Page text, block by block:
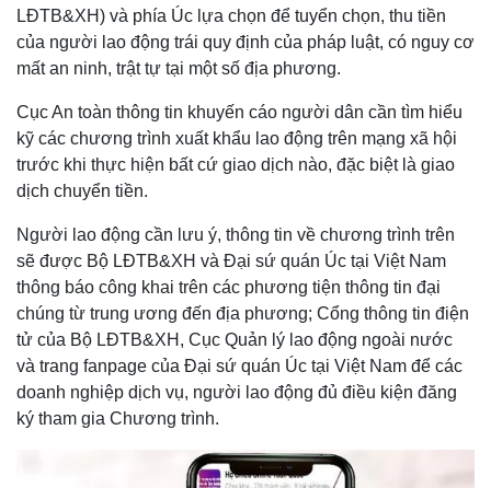
LĐTB&XH) và phía Úc lựa chọn để tuyển chọn, thu tiền
của người lao động trái quy định của pháp luật, có nguy cơ
mất an ninh, trật tự tại một số địa phương.
Cục An toàn thông tin khuyến cáo người dân cần tìm hiểu
kỹ các chương trình xuất khẩu lao động trên mạng xã hội
trước khi thực hiện bất cứ giao dịch nào, đặc biệt là giao
dịch chuyển tiền.
Người lao động cần lưu ý, thông tin về chương trình trên
sẽ được Bộ LĐTB&XH và Đại sứ quán Úc tại Việt Nam
thông báo công khai trên các phương tiện thông tin đại
chúng từ trung ương đến địa phương; Cổng thông tin điện
tử của Bộ LĐTB&XH, Cục Quản lý lao động ngoài nước
và trang fanpage của Đại sứ quán Úc tại Việt Nam để các
doanh nghiệp dịch vụ, người lao động đủ điều kiện đăng
ký tham gia Chương trình.